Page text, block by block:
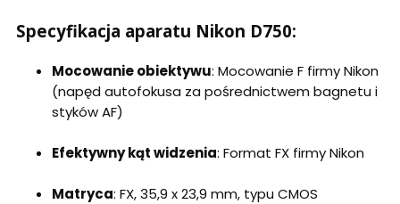
Specyfikacja aparatu Nikon D750:
Mocowanie obiektywu: Mocowanie F firmy Nikon
(napęd autofokusa za pośrednictwem bagnetu i
styków AF)
Efektywny kąt widzenia: Format FX firmy Nikon
Matryca: FX, 35,9 x 23,9 mm, typu CMOS